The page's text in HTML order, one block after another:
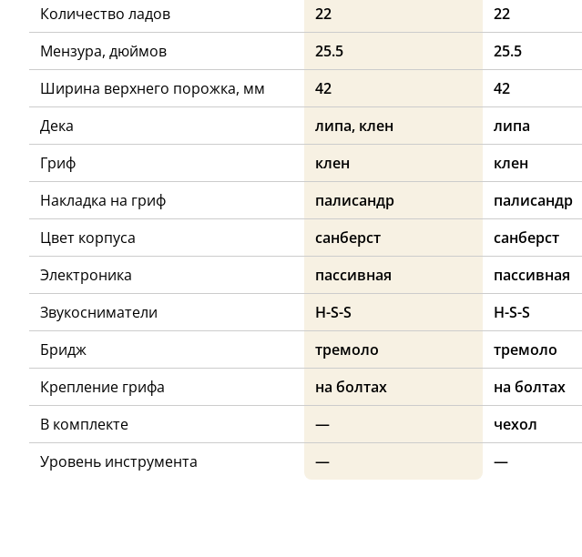
Количество ладов
22 22
Мензура, дюймов
25.5 25.5
Ширина верхнего порожка, мм
42 42
Дека
липа, клен липа
Гриф
клен клен
Накладка на гриф
палисандр палисандр
Цвет корпуса
санберст санберст
Электроника
пассивная пассивная
Звукосниматели
H-S-S H-S-S
Бридж
тремоло тремоло
Крепление грифа
на болтах на болтах
В комплекте
— чехол
Уровень инструмента
— —